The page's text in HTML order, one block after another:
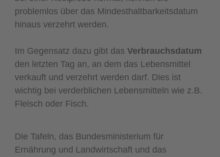
problemlos über das Mindesthaltbarkeitsdatum
hinaus verzehrt werden.
Im Gegensatz dazu gibt das Verbrauchsdatum
den letzten Tag an, an dem das Lebensmittel
verkauft und verzehrt werden darf. Dies ist
wichtig bei verderblichen Lebensmitteln wie z.B.
Fleisch oder Fisch.
Die Tafeln, das Bundesministerium für
Ernährung und Landwirtschaft und das